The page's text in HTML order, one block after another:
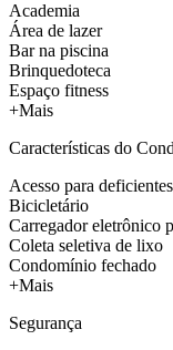
Academia
Área de lazer
Bar na piscina
Brinquedoteca
Espaço fitness
+Mais
Características do
Acesso para deficientes
Bicicletário
Carregador eletrônico
Coleta seletiva de lixo
Condomínio fechado
+Mais
Segurança